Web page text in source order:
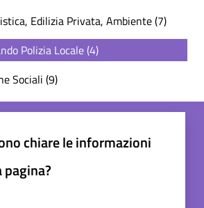
Edilizia Privata, Ambiente (7)
Polizia Locale (4)
Sociali (9)
chiare le informazioni
pagina?